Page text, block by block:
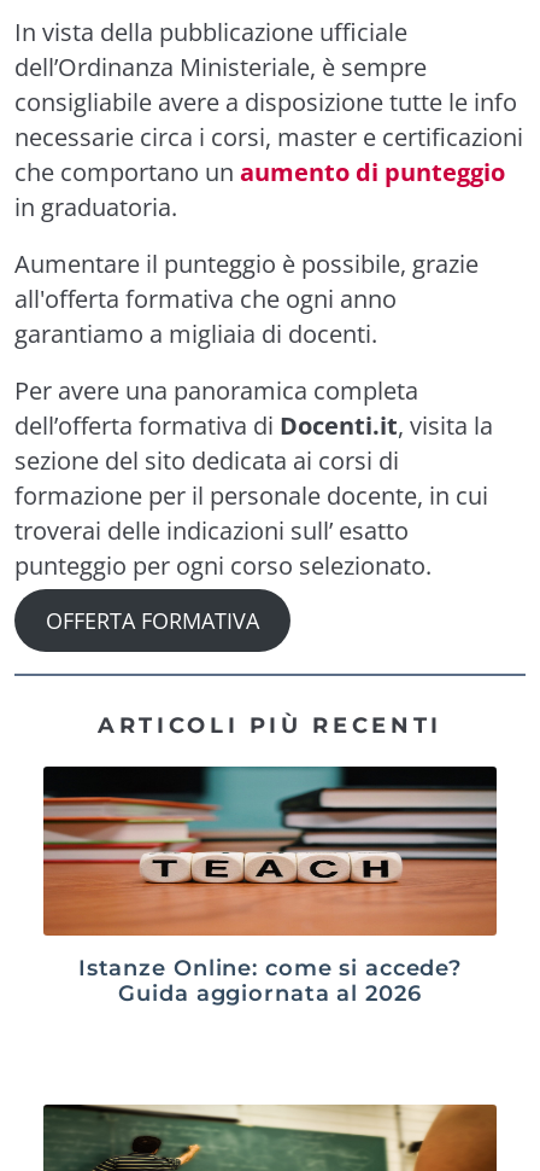
In vista della pubblicazione ufficiale
dell’Ordinanza Ministeriale, è sempre
consigliabile avere a disposizione tutte le info
necessarie circa i corsi, master e certificazioni
che comportano un aumento di punteggio
in graduatoria.
Aumentare il punteggio è possibile, grazie
all'offerta formativa che ogni anno
garantiamo a migliaia di docenti.
Per avere una panoramica completa
dell’offerta formativa di Docenti.it, visita la
sezione del sito dedicata ai corsi di
formazione per il personale docente, in cui
troverai delle indicazioni sull’ esatto
punteggio per ogni corso selezionato.
OFFERTA FORMATIVA
ARTICOLI PIÙ RECENTI
Istanze Online: come si accede?
Guida aggiornata al 2026